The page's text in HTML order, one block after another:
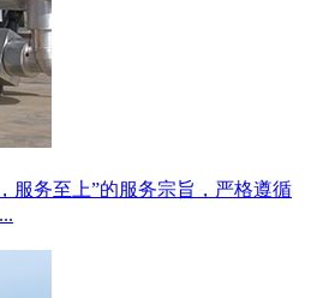
服务至上”的服务宗旨，严格遵循